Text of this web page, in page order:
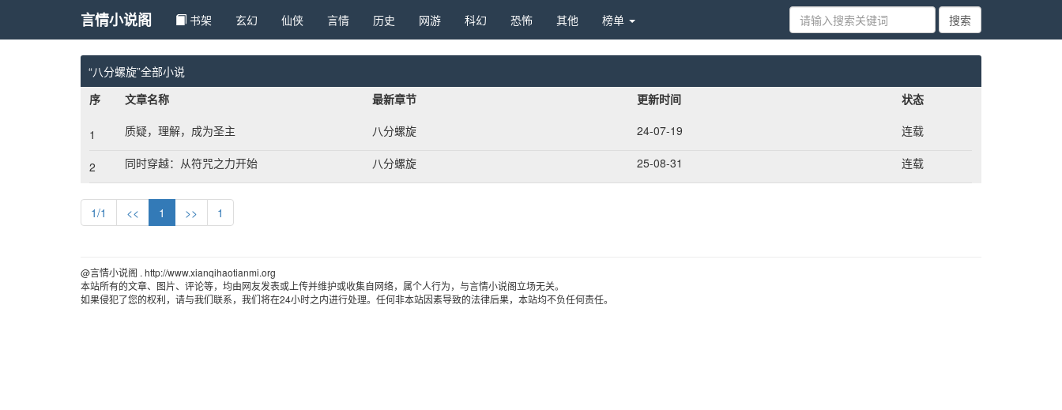
言情小说阁 书架 玄幻 仙侠 言情 历史 网游 科幻 恐怖 其他 榜单
“八分螺旋”全部小说
序
文章名称 最新章节 更新时间 状态
1 质疑，理解，成为圣主 八分螺旋 24-07-19 连载
2 同时穿越：从符咒之力开始 八分螺旋 25-08-31 连载
1/1 << 1 >> 1
@言情小说阁 . http://www.xianqihaotianmi.org
本站所有的文章、图片、评论等，均由网友发表或上传并维护或收集自网络，属个人行为，与言情小说阁立场无关。
如果侵犯了您的权利，请与我们联系，我们将在24小时之内进行处理。任何非本站因素导致的法律后果，本站均不负任何责任。